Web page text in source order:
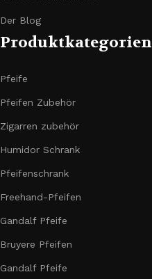
Der Blog
Produktkategorien
Pfeife
Pfeifen Zubehör
Zigarren zubehör
Humidor Schrank
Pfeifenschrank
Freehand-Pfeifen
Gandalf Pfeife
Bruyere Pfeifen
Gandalf Pfeife